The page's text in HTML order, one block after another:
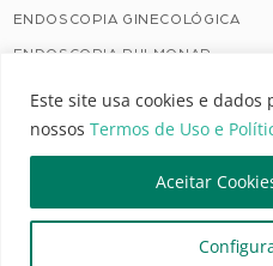
Este site usa cookies e dados
nossos Termos de Uso e
Aceitar
ENDOSCOPIA GINECOLÓGICA
ENDOSCOPIA PULMONAR
ERGOMETRIA
GASTROENTEROLOGIA
GASTROENTEROLOGIA
GENÉTICA CLÍNICA